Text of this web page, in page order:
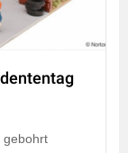
gebohrt